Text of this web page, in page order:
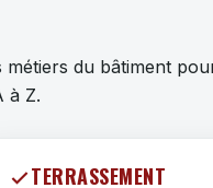
du bâtiment
à Z.
TERRASSEMENT